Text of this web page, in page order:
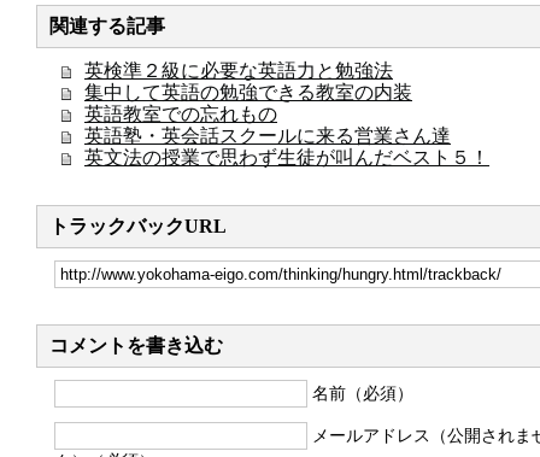
関連する記事
英検準２級に必要な英語力と勉強法
集中して英語の勉強できる教室の内装
英語教室での忘れもの
英語塾・英会話スクールに来る営業さん達
英文法の授業で思わず生徒が叫んだベスト５！
トラックバックURL
コメントを書き込む
名前（必須）
メールアドレス（公開されま